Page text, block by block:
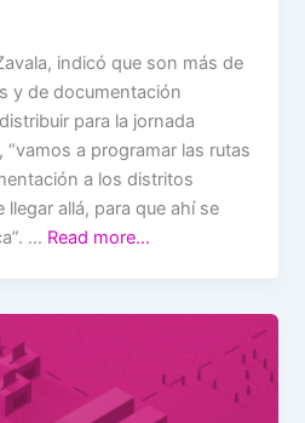
indicó que son más de
y de documentación
para la jornada
“vamos a programar las rutas
a los distritos
llegar allá, para que ahí se
… Read more…